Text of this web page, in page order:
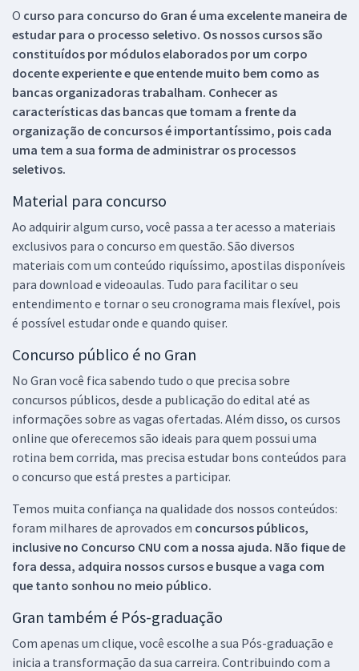
O curso para concurso do Gran é uma excelente maneira de
estudar para o processo seletivo. Os nossos cursos são
constituídos por módulos elaborados por um corpo
docente experiente e que entende muito bem como as
bancas organizadoras trabalham. Conhecer as
características das bancas que tomam a frente da
organização de concursos é importantíssimo, pois cada
uma tem a sua forma de administrar os processos
seletivos.
Material para concurso
Ao adquirir algum curso, você passa a ter acesso a materiais
exclusivos para o concurso em questão. São diversos
materiais com um conteúdo riquíssimo, apostilas disponíveis
para download e videoaulas. Tudo para facilitar o seu
entendimento e tornar o seu cronograma mais flexível, pois
é possível estudar onde e quando quiser.
Concurso público é no Gran
No Gran você fica sabendo tudo o que precisa sobre
concursos públicos, desde a publicação do edital até as
informações sobre as vagas ofertadas. Além disso, os cursos
online que oferecemos são ideais para quem possui uma
rotina bem corrida, mas precisa estudar bons conteúdos para
o concurso que está prestes a participar.
Temos muita confiança na qualidade dos nossos conteúdos:
foram milhares de aprovados em concursos públicos,
inclusive no Concurso CNU com a nossa ajuda. Não fique de
fora dessa, adquira nossos cursos e busque a vaga com
que tanto sonhou no meio público.
Gran também é Pós-graduação
Com apenas um clique, você escolhe a sua Pós-graduação e
inicia a transformação da sua carreira. Contribuindo com a